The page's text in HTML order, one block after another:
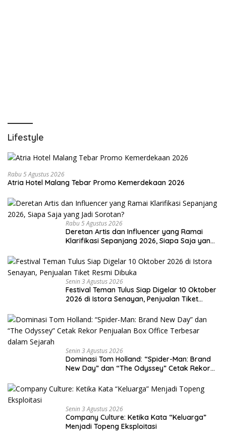
Lifestyle
Rabu 5 Agustus 2026
Atria Hotel Malang Tebar Promo Kemerdekaan 2026
Rabu 5 Agustus 2026
Deretan Artis dan Influencer yang Ramai
Klarifikasi Sepanjang 2026, Siapa Saja yang
Senin 3 Agustus 2026
Festival Teman Tulus Siap Digelar 10 Oktober
2026 di Istora Senayan, Penjualan Tiket
Senin 3 Agustus 2026
Dominasi Tom Holland: “Spider-Man: Brand
New Day” dan “The Odyssey” Cetak Rekor
Sejarah
Senin 3 Agustus 2026
Company Culture: Ketika Kata “Keluarga”
Menjadi Topeng Eksploitasi